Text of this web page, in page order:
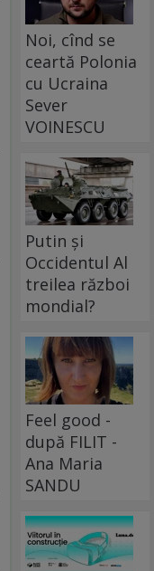
Noi, cînd se
ceartă Polonia
cu Ucraina
Sever
VOINESCU
Putin și
Occidentul Al
treilea război
mondial?
Feel good -
după FILIT -
Ana Maria
SANDU